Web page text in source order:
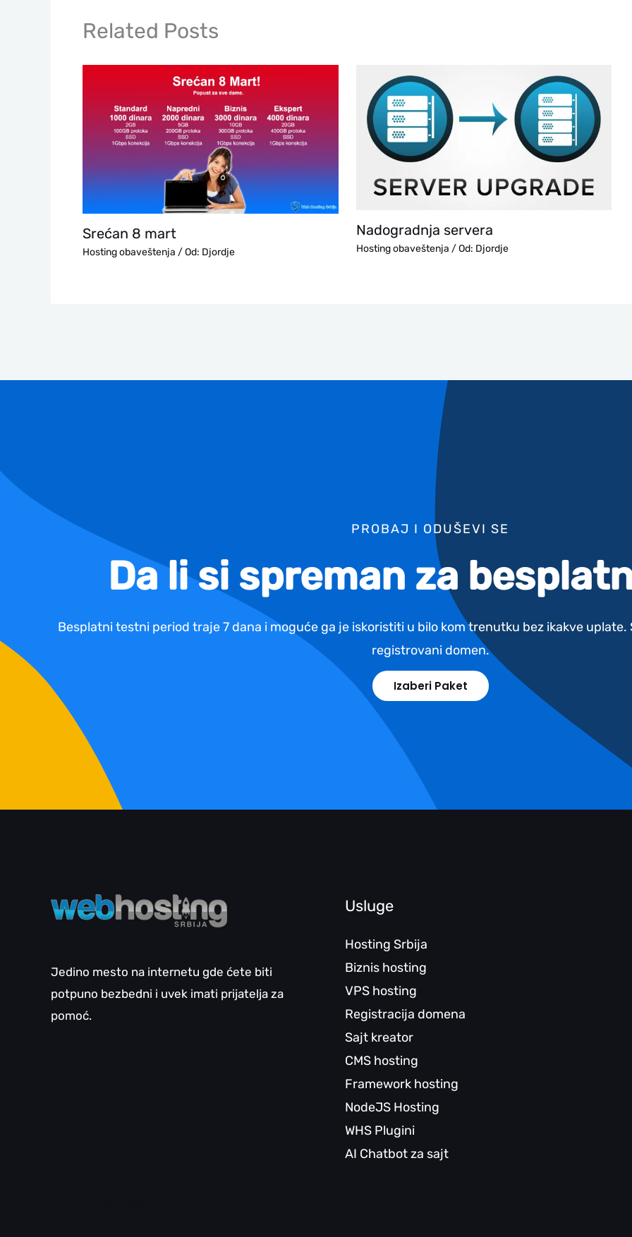
Related Posts
Srećan 8 mart
Hosting obaveštenja / Od: Djordje
Nadogradnja servera
Hosting obaveštenja / Od: Djordje
PROBAJ I ODUŠEVI SE
Da li si spreman za
Besplatni testni period traje 7 dana i moguće ga je iskoristiti u bilo kom trenutku bez ikakve
registrovani domen.
Izaberi Paket
Jedino mesto na internetu gde ćete biti
potpuno bezbedni i uvek imati prijatelja za
pomoć.
Usluge
Hosting Srbija
Biznis hosting
VPS hosting
Registracija domena
Sajt kreator
CMS hosting
Framework hosting
NodeJS Hosting
WHS Plugini
AI Chatbot za sajt